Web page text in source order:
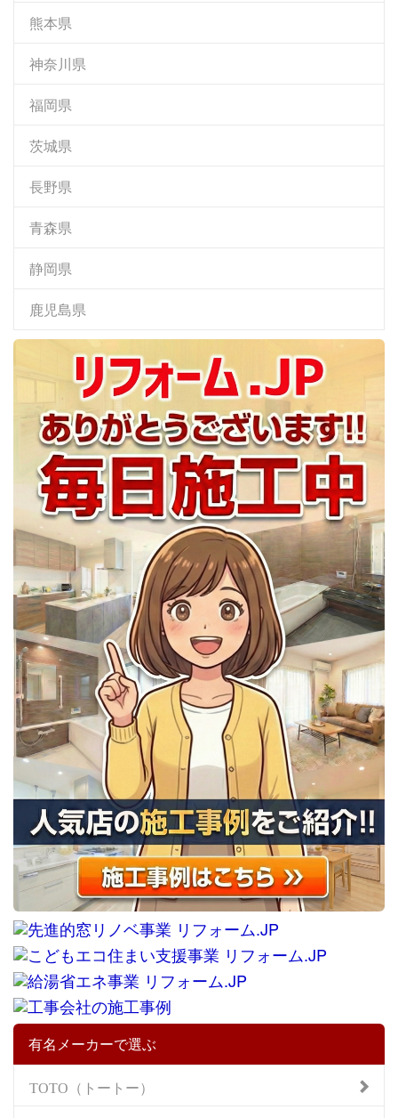
熊本県
神奈川県
福岡県
茨城県
長野県
青森県
静岡県
鹿児島県
有名メーカーで選ぶ
TOTO（トートー）